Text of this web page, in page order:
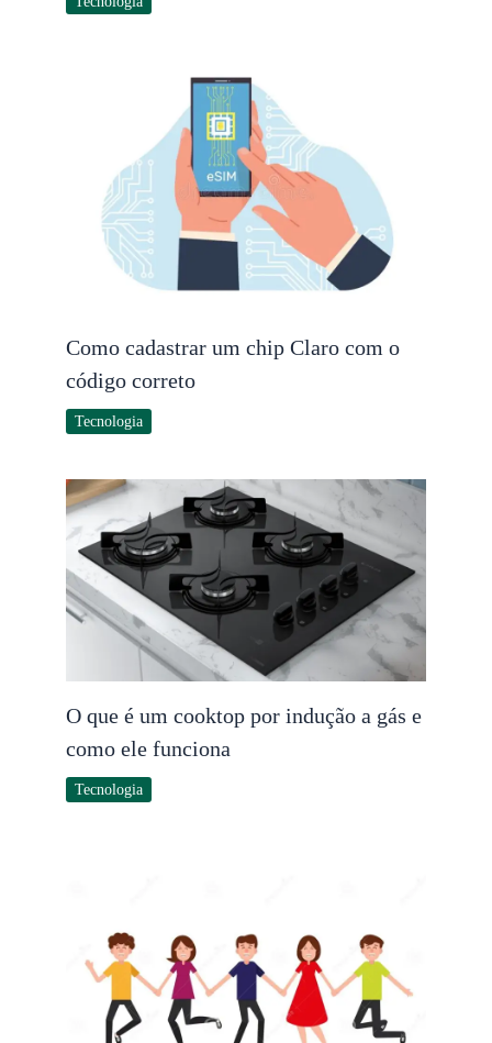
Como cadastrar um chip Claro com o
código correto
Tecnologia
O que é um cooktop por indução a gás e
como ele funciona
Tecnologia